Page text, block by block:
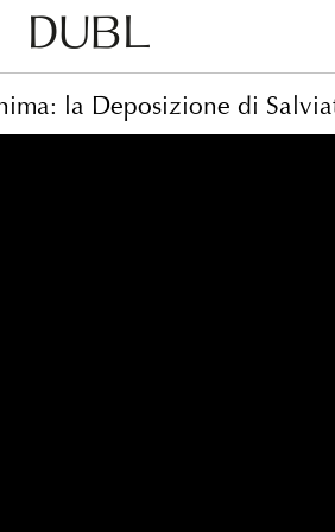
Dubl
Metodo
Classicola Deposizione di